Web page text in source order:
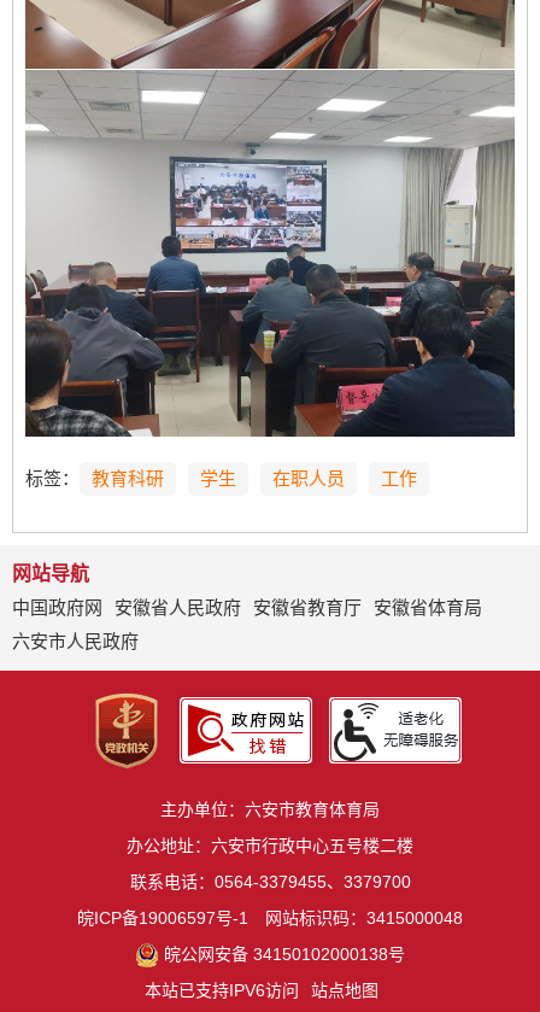
标签： 教育科研 学生 在职人员 工作
网站导航
中国政府网
安徽省人民政府 安徽省教育厅
安徽省体育局
六安市人民政府
主办单位：六安市教育体育局
办公地址：六安市行政中心五号楼二楼
联系电话：0564-3379455、3379700
皖ICP备19006597号-1
网站标识码：3415000048
皖公网安备 34150102000138号
本站已支持IPV6访问
站点地图